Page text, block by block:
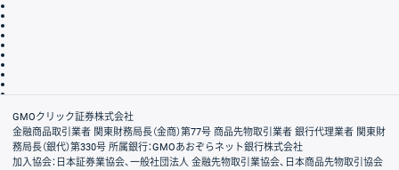
会社案内
GMOクリック証券株式会社
金融商品取引業者 関東財務局長（金商）第77号 商品先物取引業者 銀行代理業者 関東財
務局長（銀代）第330号 所属銀行：GMOあおぞらネット銀行株式会社
加入協会：日本証券業協会、一般社団法人 金融先物取引業協会、日本商品先物取引協会